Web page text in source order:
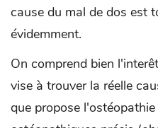
cause du mal de dos est
évidemment.
On comprend bien
vise à trouver la réelle
que propose